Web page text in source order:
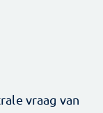
vraag van